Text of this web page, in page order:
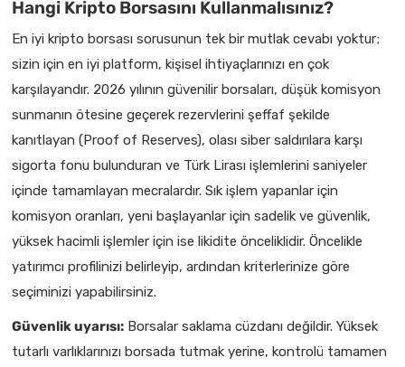
Hangi Kripto Borsasını Kullanmalısınız?
En iyi kripto borsası sorusunun tek bir mutlak cevabı yoktur;
sizin için en iyi platform, kişisel ihtiyaçlarınızı en çok
karşılayandır. 2026 yılının güvenilir borsaları, düşük komisyon
sunmanın ötesine geçerek rezervlerini şeffaf şekilde
kanıtlayan (Proof of Reserves), olası siber saldırılara karşı
sigorta fonu bulunduran ve Türk Lirası işlemlerini saniyeler
içinde tamamlayan mecralardır. Sık işlem yapanlar için
komisyon oranları, yeni başlayanlar için sadelik ve güvenlik,
yüksek hacimli işlemler için ise likidite önceliklidir. Öncelikle
yatırımcı profilinizi belirleyip, ardından kriterlerinize göre
seçiminizi yapabilirsiniz.
Güvenlik uyarısı: Borsalar saklama cüzdanı değildir. Yüksek
tutarlı varlıklarınızı borsada tutmak yerine, kontrolü tamamen